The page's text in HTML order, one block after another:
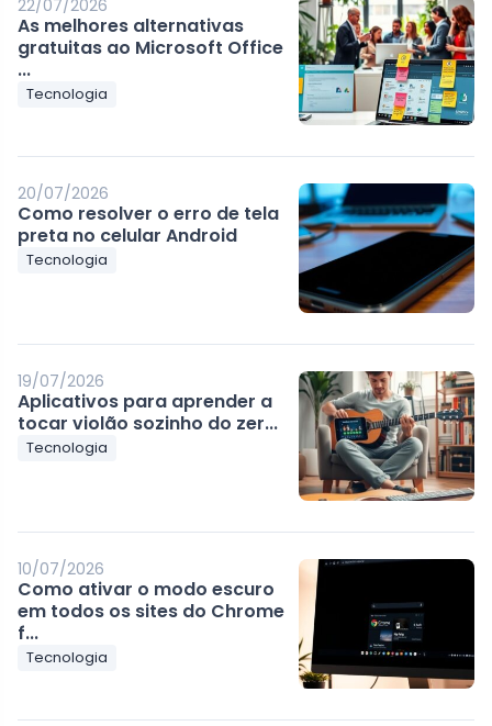
22/07/2026
As melhores alternativas
gratuitas ao Microsoft Office
...
Tecnologia
20/07/2026
Como resolver o erro de tela
preta no celular Android
Tecnologia
19/07/2026
Aplicativos para aprender a
tocar violão sozinho do zer...
Tecnologia
10/07/2026
Como ativar o modo escuro
em todos os sites do Chrome
f...
Tecnologia